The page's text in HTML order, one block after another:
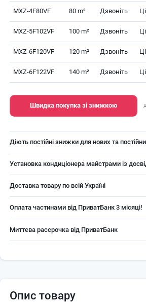
MXZ-4F80VF 80 m² Дзвоніть
MXZ-5F102VF 100 m² Дзвоніть
MXZ-6F120VF 120 m² Дзвоніть
MXZ-6F122VF 140 m² Дзвоніть
Швидка покупка зі знижкою
Діють постійні знижки для нових та
Установка кондиціонера майстрами із
Доставка товару по всій Україні
Оплата частинами від ПриватБанк 3 місяці!
Миттєва рассрочка від ПриватБанк
Опис товару